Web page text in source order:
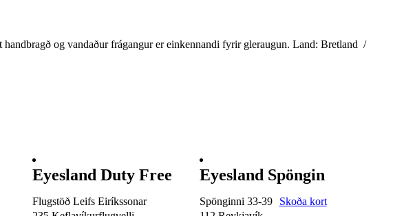
og vandaður frágangur er einkennandi fyrir gleraugun. Land: Bretland /
Eyesland Duty Free
Flugstöð Leifs Eiríkssonar
Eyesland Spöngin
Spönginni 33-39
Skoða kort